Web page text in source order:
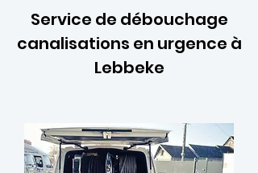
Service de débouchage
canalisations en urgence à
Lebbeke